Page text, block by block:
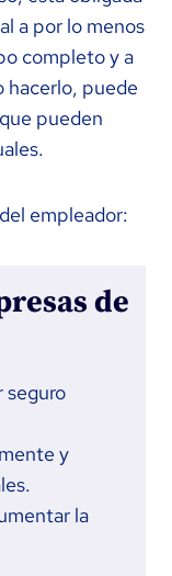
a por lo menos
completo y a
hacerlo, puede
pueden
empleador:
de
seguro
y
la